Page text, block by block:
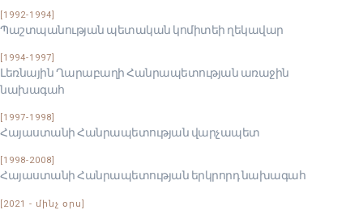
[1992-1994]
Պաշտպանության պետական կոմիտեի ղեկավար
[1994-1997]
Լեռնային Ղարաբաղի Հանրապետության առաջին
նախագահ
[1997-1998]
Հայաստանի Հանրապետության վարչապետ
[1998-2008]
Հայաստանի Հանրապետության երկրորդ նախագահ
[2021 - մինչ օրս]